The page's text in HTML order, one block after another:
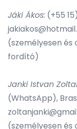
Jáki Ákos: (+55
(személyesen és
fordító)
Janki Istvan
(WhatsApp),
(személyesen és